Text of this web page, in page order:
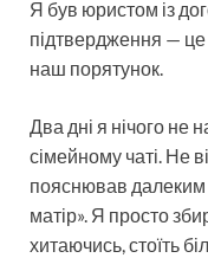
Я був юристом із
підтвердження — це
наш порятунок.
Два дні я нічого не
сімейному чаті. Не
пояснював далеким
матір». Я просто
хитаючись, стоїть